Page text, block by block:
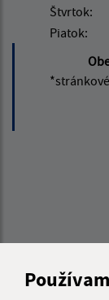
Štvrtok:
Piatok: